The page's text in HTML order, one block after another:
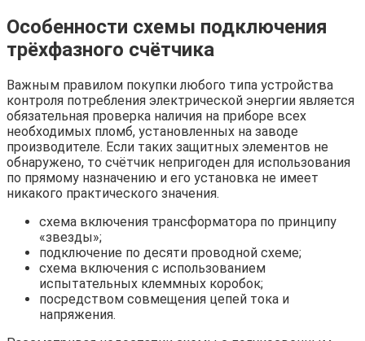
Особенности схемы подключения
трёхфазного счётчика
Важным правилом покупки любого типа устройства
контроля потребления электрической энергии является
обязательная проверка наличия на приборе всех
необходимых пломб, установленных на заводе
производителе. Если таких защитных элементов не
обнаружено, то счётчик непригоден для использования
по прямому назначению и его установка не имеет
никакого практического значения.
схема включения трансформатора по принципу
«звезды»;
подключение по десяти проводной схеме;
схема включения с использованием
испытательных клеммных коробок;
посредством совмещения цепей тока и
напряжения.